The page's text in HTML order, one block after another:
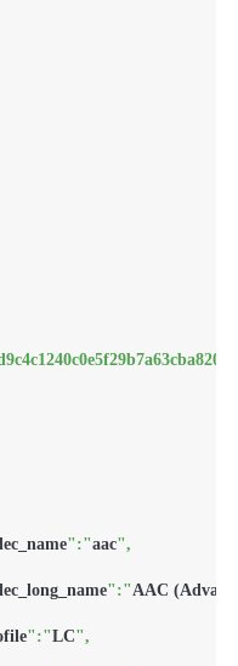
":"aac",
":"AAC
":"LC",